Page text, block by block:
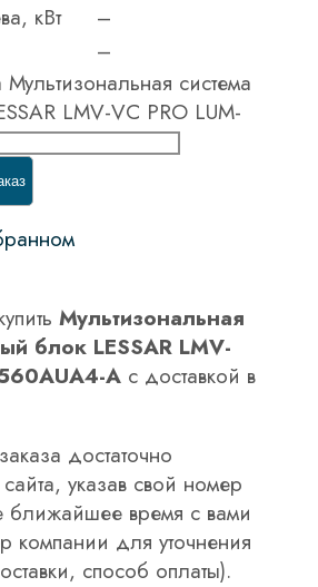
кВт
–
–
Мультизональная система
LMV-VC PRO LUM-
Мультизональная
блок LESSAR LMV-
A с доставкой в
достаточно
сайта, указав свой номер
ближайшее время с вами
компании для уточнения
способ оплаты).